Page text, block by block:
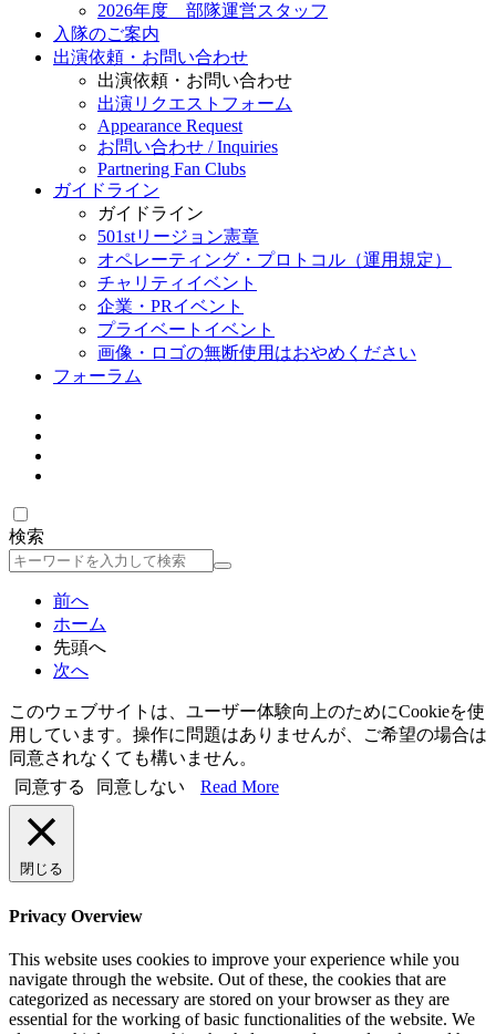
2026年度 部隊運営スタッフ
入隊のご案内
出演依頼・お問い合わせ
出演依頼・お問い合わせ
出演リクエストフォーム
Appearance Request
お問い合わせ / Inquiries
Partnering Fan Clubs
ガイドライン
ガイドライン
501stリージョン憲章
オペレーティング・プロトコル（運用規定）
チャリティイベント
企業・PRイベント
プライベートイベント
画像・ロゴの無断使用はおやめください
フォーラム
検索
検
前へ
ホーム
先頭へ
次へ
このウェブサイトは、ユーザー体験向上のためにCookieを使
用しています。操作に問題はありませんが、ご希望の場合は
同意されなくても構いません。
同意する
同意しない Read More
閉じる
Privacy Overview
This website uses cookies to improve your experience while you
navigate through the website. Out of these, the cookies that are
categorized as necessary are stored on your browser as they are
essential for the working of basic functionalities of the website. We